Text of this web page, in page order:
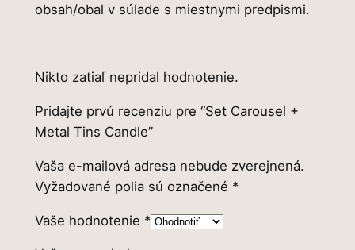
d
obsah/obal v súlade s miestnymi predpismi.
Nikto zatiaľ nepridal hodnotenie.
Pridajte prvú recenziu pre “Set Carousel +
Metal Tins Candle”
Vaša e-mailová adresa nebude zverejnená.
Vyžadované polia sú označené *
Vaše hodnotenie *